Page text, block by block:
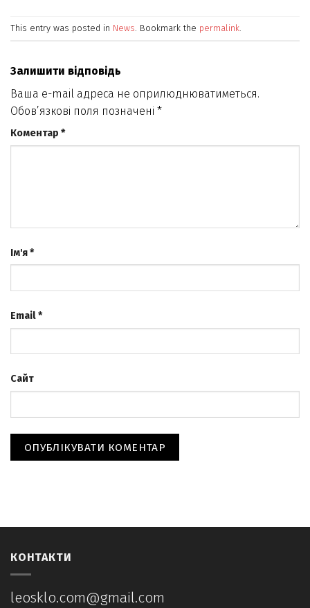
This entry was posted in News . Bookmark the permalink
Залишити відповідь
Ваша e-mail адреса не оприлюднюватиметься.
Обов’язкові поля позначені *
Коментар *
Ім'я*
Email*
Сайт
КОНТАКТИ
leosklo.com@gmail.com